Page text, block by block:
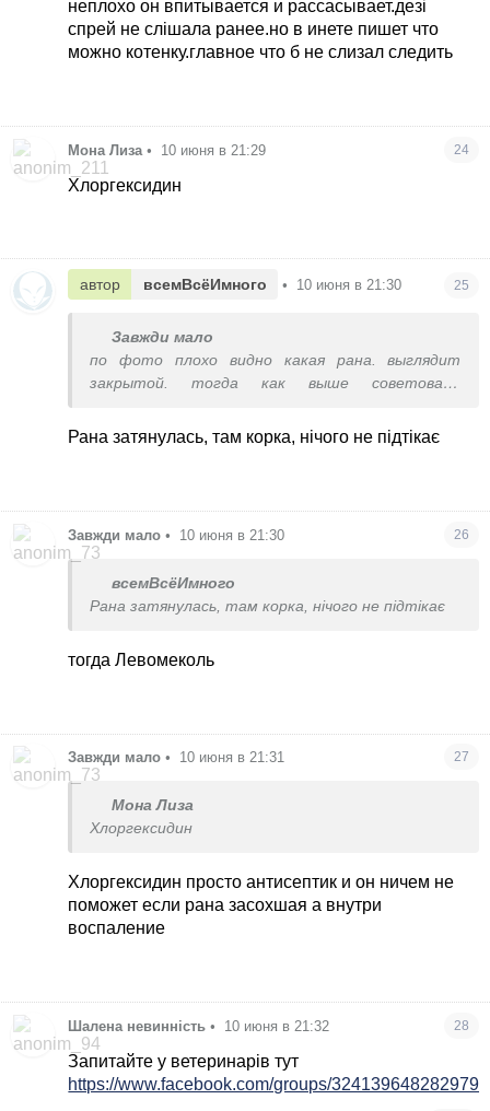
неплохо он впитывается и рассасывает.дезі
спрей не слішала ранее.но в инете пишет что
можно котенку.главное что б не слизал следить
Мона Лиза • 10 июня в 21:29 24
Хлоргексидин
автор всемВсёИмного • 10 июня в 21:30 25
Завжди мало
по фото плохо видно какая рана. выглядит
закрытой. тогда как выше советовали
рассасывает.дезі спрей не слішала ранее.но в
Рана затянулась, там корка, нічого не підтікає
Завжди мало • 10 июня в 21:30 26
всемВсёИмного
Рана затянулась, там корка, нічого не підтікає
тогда Левомеколь
Завжди мало • 10 июня в 21:31 27
Мона Лиза
Хлоргексидин
Хлоргексидин просто антисептик и он ничем не
поможет если рана засохшая а внутри
воспаление
Шалена невинність • 10 июня в 21:32 28
Запитайте у ветеринарів тут
https://www.facebook.com/groups/